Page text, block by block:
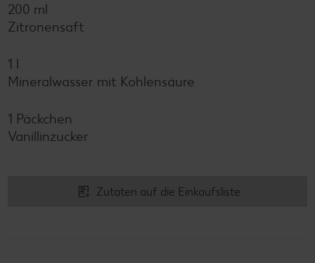
200 ml
Zitronensaft
1 l
Mineralwasser mit Kohlensäure
1 Päckchen
Vanillinzucker
Zutaten auf die Einkaufsliste